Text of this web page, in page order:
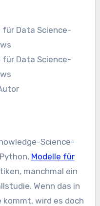
Science-
Modelle für
manchmal ein
Wenn das in
kommt, wird es doch